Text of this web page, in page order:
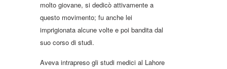
molto giovane, si dedicò attivamente a
questo movimento; fu anche lei
imprigionata alcune volte e poi bandita dal
suo corso di studi.
Aveva intrapreso gli studi medici al Lahore